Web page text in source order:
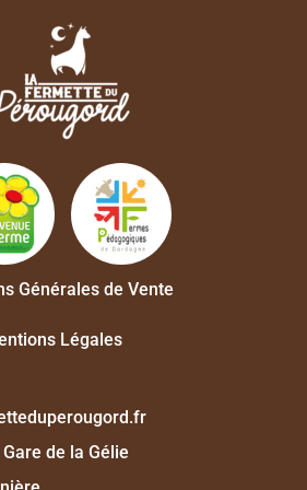
Générales de Vente
Légales
de la Gélie